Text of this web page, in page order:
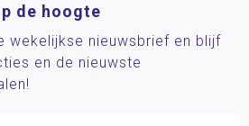
de hoogte
wekelijkse nieuwsbrief en blijf
en de nieuwste